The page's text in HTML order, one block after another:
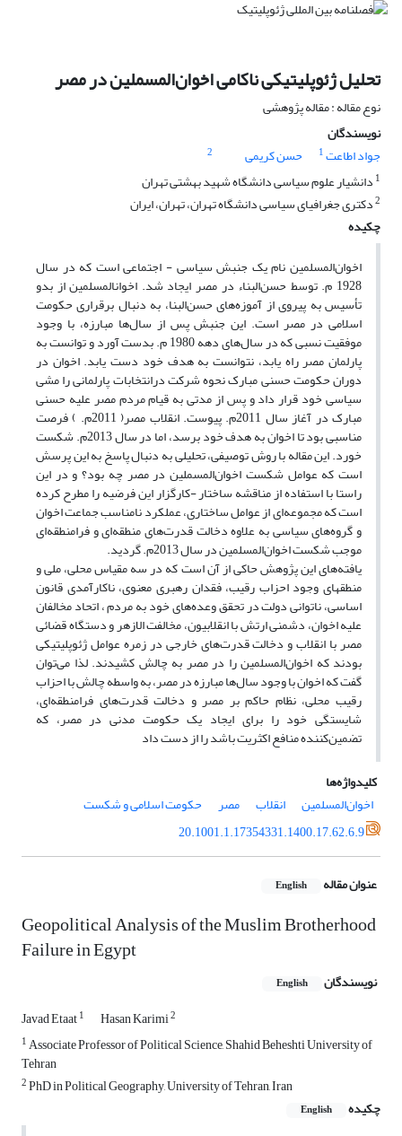
تحلیل ژئوپلیتیکی ناکامی اخوان‌المسملین در مصر
نوع مقاله : مقاله پژوهشی
نویسندگان
جواد اطاعت1 حسن کریمی
2
1 دانشیار علوم سیاسی دانشگاه شهید بهشتی تهران
2دکتری جغرافیای سیاسی دانشگاه تهران، تهران، ایران
چکیده
اخوان‌المسلمین نام یک جنبش سیاسی - اجتماعی است که در سال
1928 م. توسط حسن‌البناء در مصر ایجاد شد. اخوان­المسلمین از بدو
تأسیس به پیروی از آموزه‌های حسن‌البنا، به دنبال برقراری حکومت
اسلامی در مصر است. این جنبش پس از سال‌ها مبارزه، با وجود
موفقیت نسبی که در سال‌های دهه 1980 م. بدست آورد و توانست به
پارلمان مصر راه یابد، نتوانست به هدف خود دست یابد. اخوان در
دوران حکومت حسنی مبارک نحوه شرکت درانتخابات پارلمانی را مشی
سیاسی خود قرار داد و پس از مدتی به قیام مردم مصر علیه حسنی
مبارک در آغاز سال 2011م. پیوست. انقلاب مصر( 2011م. ) فرصت
مناسبی بود تا اخوان به هدف خود برسد، اما در سال 2013م. شکست
خورد. این مقاله با روش توصیفی، تحلیلی به دنبال پاسخ به این پرسش
است که عوامل شکست اخوان‌المسملین در مصر چه بود؟ و در این
راستا با استفاده از مناقشه ساختار -کارگزار این فرضیه را مطرح کرده
است که مجموعه‌ای از عوامل ساختاری، عملکرد نامناسب جماعت اخوان
و گروه‌های سیاسی به ‌علاوه دخالت قدرت‌های منطقه‌ای و فرامنطقه‌ای
موجب شکست اخوان‌المسلمین در سال 2013م. گردید.
یافته‌های این پژوهش حاکی از آن است که در سه مقیاس محلی، ملی و
منطقه­ای وجود احزاب رقیب، فقدان رهبری معنوی، ناکارآمدی قانون
اساسی، ناتوانی دولت در تحقق وعده‌های خود به مردم ، اتحاد مخالفان
علیه اخوان، دشمنی ارتش با انقلابیون، مخالفت الازهر و دستگاه قضائی
مصر با انقلاب و دخالت قدرت‌های خارجی در زمره عوامل ژئوپلیتیکی
بودند که اخوان‌المسلمین‌ را در مصر به چالش کشیدند. لذا می‌توان
گفت که اخوان با وجود سال‌ها مبارزه در مصر، به واسطه چالش با احزاب
رقیب محلی، نظام حاکم بر مصر و دخالت قدرت‌های فرامنطقه‌ای،
شایستگی خود را برای ایجاد یک حکومت مدنی در مصر، که
تضمین‌کننده منافع اکثریت باشد را از دست داد
کلیدواژه‌ها
اخوان‌المسلمین
انقلاب مصر
حکومت اسلامی و شکست
20.1001.1.17354331.1400.17.62.6.9
عنوان مقاله English
Geopolitical Analysis of the Muslim Brotherhood
Failure in Egypt
نویسندگان English
Javad Etaat1 Hasan Karimi2
1Associate Professor of Political Science, Shahid Beheshti University of
Tehran
2PhD in Political Geography, University of Tehran, Iran
چکیده
English